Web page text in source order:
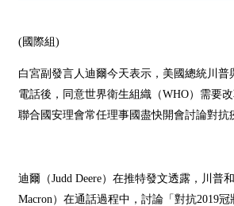
(國際組)
白宮副發言人迪爾今天表示，美國總統川普
電話後，同意世界衛生組織（WHO）需要
聯合國安理會常任理事國盡快開會討論對抗
迪爾（Judd Deere）在推特發文透露，川普
Macron）在通話過程中，討論「對抗2019